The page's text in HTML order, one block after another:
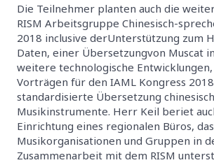
Die Teilnehmer planten auch die
RISM Arbeitsgruppe Chinesisch-
2018 inclusive derUnterstützung zum
Daten, einer Übersetzungvon Muscat
weitere technologische
Vorträgen für den IAML Kongress
standardisierte Übersetzung
Musikinstrumente. Herr Keil beriet
Einrichtung eines regionalen Büros,
Musikorganisationen und Gruppen in
Zusammenarbeit mit dem RISM